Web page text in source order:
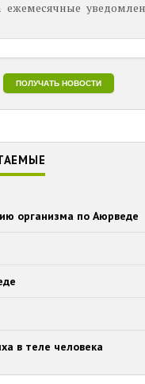
организма по Аюрведе
в теле человека